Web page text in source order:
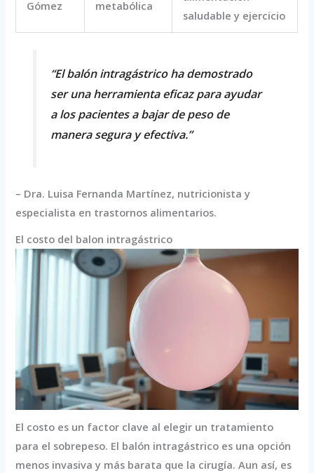
Gómez metabólica
saludable y ejercicio
“El balón intragástrico ha demostrado
ser una herramienta eficaz para ayudar
a los pacientes a bajar de peso de
manera segura y efectiva.”
– Dra. Luisa Fernanda Martínez, nutricionista y
especialista en trastornos alimentarios.
El costo del balon intragástrico
El costo es un factor clave al elegir un tratamiento
para el sobrepeso. El balón intragástrico es una opción
menos invasiva y más barata que la cirugía. Aun así, es